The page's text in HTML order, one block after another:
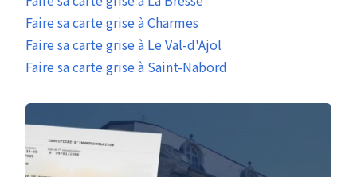
Faire sa carte grise à Charmes
Faire sa carte grise à Le Val-d'Ajol
Faire sa carte grise à Saint-Nabord